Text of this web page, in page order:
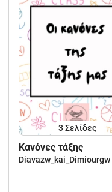
3 Σελίδες
Κανόνες τάξης
Diavazw_kai_Dimiourgw